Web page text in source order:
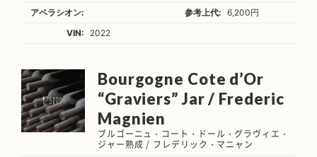
アペラシオン: 参考上代:
6,200円
VIN:
2022
Bourgogne Cote d’Or
“Graviers” Jar / Frederic
Magnien
ブルゴーニュ・コート・ドール・グラヴィエ・
ジャー熟成 / フレデリック・マニャン